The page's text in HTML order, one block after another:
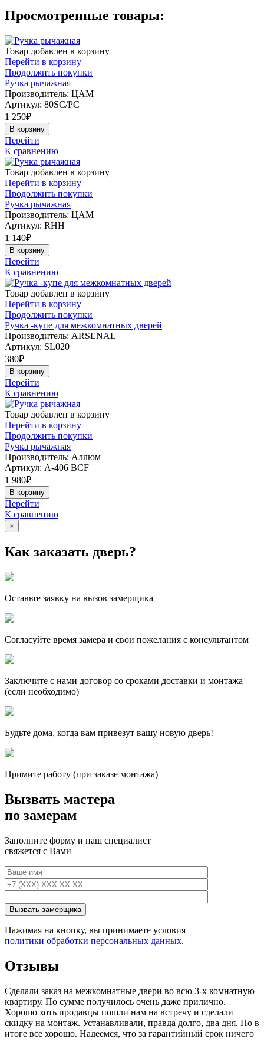
Просмотренные товары:
Товар добавлен в корзину
Перейти в корзину
Продолжить покупки
Ручка рычажная
Производитель: ЦАМ
Артикул: 80SC/PC
1 250₽
В корзину
Перейти
К сравнению
Товар добавлен в корзину
Перейти в корзину
Продолжить покупки
Ручка рычажная
Производитель: ЦАМ
Артикул: RHH
1 140₽
В корзину
Перейти
К сравнению
Товар добавлен в корзину
Перейти в корзину
Продолжить покупки
Ручка -купе для межкомнатных дверей
Производитель: ARSENAL
Артикул: SL020
380₽
В корзину
Перейти
К сравнению
Товар добавлен в корзину
Перейти в корзину
Продолжить покупки
Ручка рычажная
Производитель: Аллюм
Артикул: А-406 BCF
1 980₽
В корзину
Перейти
К сравнению
×
Как заказать дверь?
Оставьте заявку на вызов замерщика
Согласуйте время замера и свои пожелания с консультантом
Заключите с нами договор со сроками доставки и монтажа
(если необходимо)
Будьте дома, когда вам привезут вашу новую дверь!
Примите работу (при заказе монтажа)
Вызвать мастера
по замерам
Заполните форму и наш специалист
свяжется с Вами
Нажимая на кнопку, вы принимаете условия
политики обработки персональных данных.
Отзывы
Сделали заказ на межкомнатные двери во всю 3-х комнатную
квартиру. По сумме получилось очень даже прилично.
Хорошо хоть продавцы пошли нам на встречу и сделали
скидку на монтаж. Устанавливали, правда долго, два дня. Но в
итоге все хорошо. Надеемся, что за гарантийный срок ничего